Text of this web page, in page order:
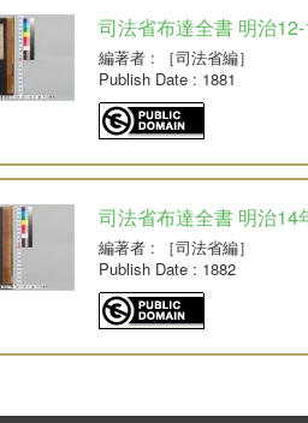
司法省布達全書 明治
編著者 : ［司法省編］
Publish Date : 1881
司法省布達全書 明治14
編著者 : ［司法省編］
Publish Date : 1882